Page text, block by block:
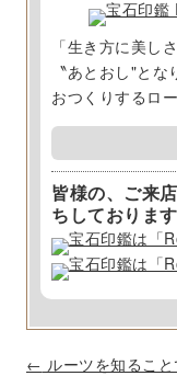
「生き方に美し
〝あとおし"と
おつくりするロ
皆様の、ご来
ちしております
P
← ルーツを知るこ